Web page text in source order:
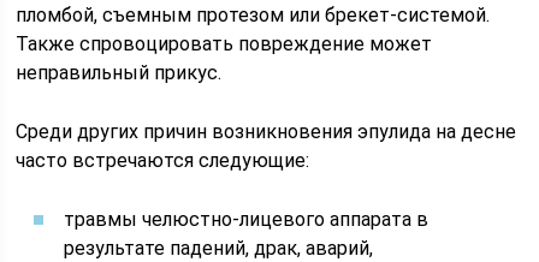
пломбой, съемным протезом или брекет-системой.
Также спровоцировать повреждение может
неправильный прикус.
Среди других причин возникновения эпулида на десне
часто встречаются следующие:
травмы челюстно-лицевого аппарата в
результате падений, драк, аварий,